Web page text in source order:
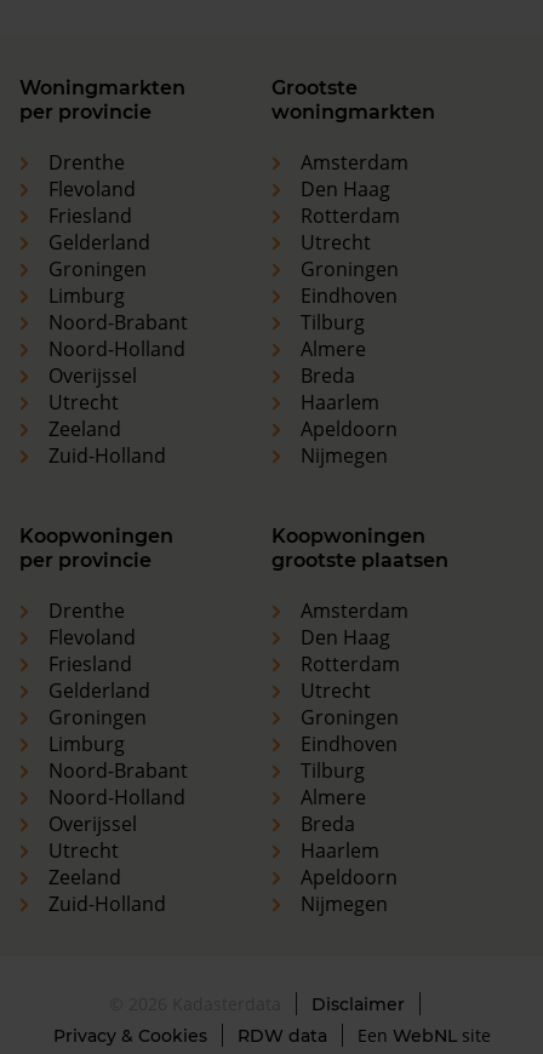
Woningmarkten
per provincie
Drenthe
Flevoland
Friesland
Gelderland
Groningen
Limburg
Noord-Brabant
Noord-Holland
Overijssel
Utrecht
Zeeland
Zuid-Holland
Grootste
woningmarkten
Amsterdam
Den Haag
Rotterdam
Utrecht
Groningen
Eindhoven
Tilburg
Almere
Breda
Haarlem
Apeldoorn
Nijmegen
Koopwoningen
per provincie
Drenthe
Flevoland
Friesland
Gelderland
Groningen
Limburg
Noord-Brabant
Noord-Holland
Overijssel
Utrecht
Zeeland
Zuid-Holland
Koopwoningen
grootste plaatsen
Amsterdam
Den Haag
Rotterdam
Utrecht
Groningen
Eindhoven
Tilburg
Almere
Breda
Haarlem
Apeldoorn
Nijmegen
Disclaimer
Privacy & Cookies
RDW data Een WebNLsite